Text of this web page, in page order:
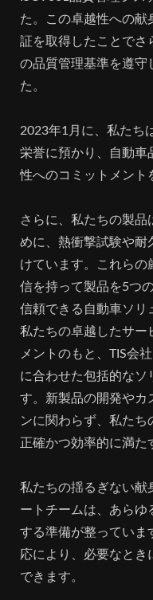
た。この卓越性への献
証を取得したことでさ
の品質管理基準を遵守
た。
2023年1月に、私たち
栄誉に預かり、自動車
性へのコミットメント
さらに、私たちの製品
めに、熱衝撃試験や耐
けています。これらの
信を持って製品を5つ
信頼できる自動車ソリ
私たちの卓越したサー
メントのもと、TIS会
に合わせた包括的なソ
す。新製品の開発やカ
ンに関わらず、私たち
正確かつ効率的に満た
私たちの揺るぎない献
ートチームは、あらゆ
する準備が整っていま
応により、必要なとき
できます。